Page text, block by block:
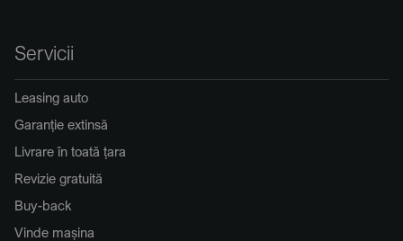
Servicii
Leasing auto
Garanție extinsă
Livrare în toată țara
Revizie gratuită
Buy-back
Vinde mașina